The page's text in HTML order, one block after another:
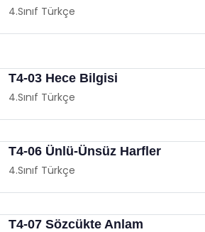
4.Sınıf Türkçe
T4-03 Hece Bilgisi
4.Sınıf Türkçe
T4-06 Ünlü-Ünsüz Harfler
4.Sınıf Türkçe
T4-07 Sözcükte Anlam